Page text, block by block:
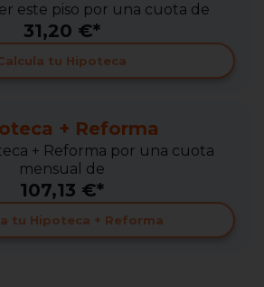
este piso por una cuota de
31,20 €*
tu Hipoteca
+ Reforma
+ Reforma por una cuota
mensual de
107,13 €*
tu Hipoteca + Reforma